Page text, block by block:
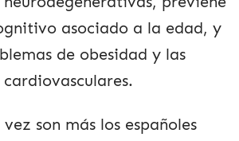
asociado a la edad, y
de obesidad y las
son más los españoles